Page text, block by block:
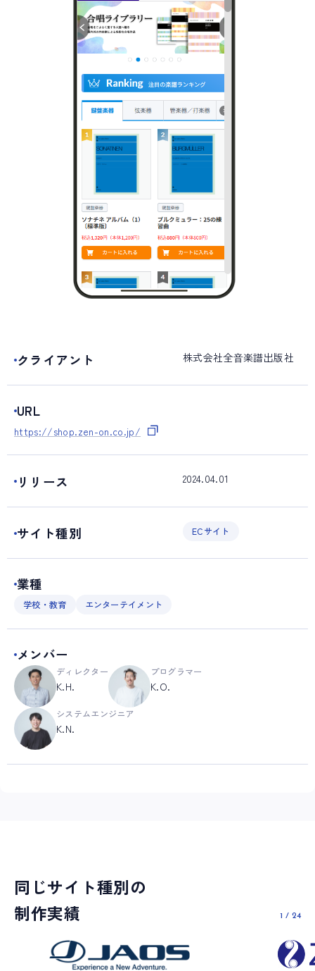
クライアント 株式会社全⾳楽譜出版社
URL
https://shop.zen-on.co.jp/
リリース 2024.04.01
サイト種別 ECサイト
業種
学校・教育 エンターテイメント
メンバー
ディレクター
K.H.
プログラマー
K.O.
システムエンジニア
K.N.
同じサイト種別の
制作実績
1 / 24